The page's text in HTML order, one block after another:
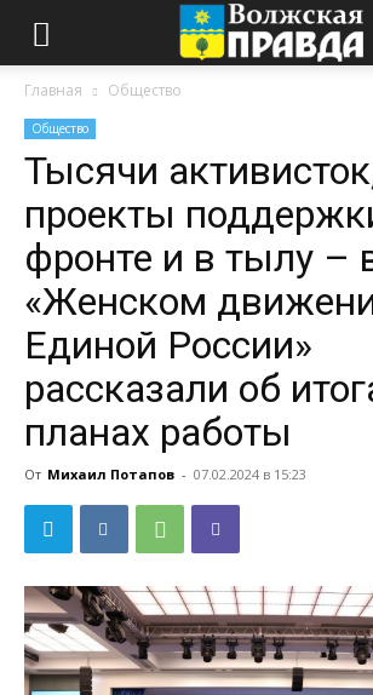
Главная Общество
Общество
Тысячи
проекты
фронте и в тылу –
«Женском
Единой России»
рассказали об
планах работы
От Михаил Потапов - 07.02.2024 в 15:23